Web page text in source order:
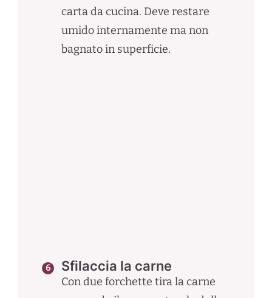
carta da cucina. Deve restare
umido internamente ma non
bagnato in superficie.
Sfilaccia la carne
Con due forchette tira la carne